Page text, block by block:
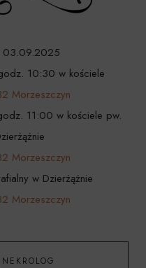
03.09.2025
10:30 w kościele
Morzeszczyn
11:00 w kościele pw.
Morzeszczyn
w Dzierżążnie
Morzeszczyn